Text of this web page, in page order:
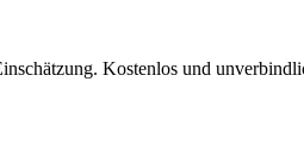
Kostenlos und